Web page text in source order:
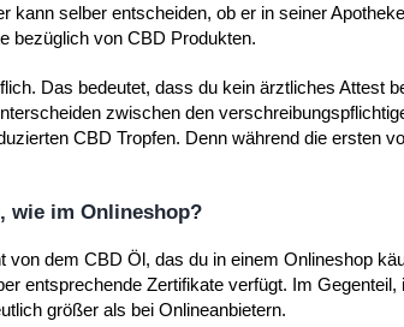
selber entscheiden, ob er in seiner
bezüglich von CBD Produkten.
Das bedeutet, dass du kein ärztliches Attest
zwischen den
CBD Tropfen. Denn während die ersten
wie im Onlineshop?
dem CBD Öl, das du in einem Onlineshop
entsprechende Zertifikate verfügt. Im
größer als bei Onlineanbietern.